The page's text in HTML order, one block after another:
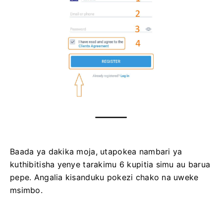
Baada ya dakika moja, utapokea nambari ya
kuthibitisha yenye tarakimu 6 kupitia simu au barua
pepe. Angalia kisanduku pokezi chako na uweke
msimbo.